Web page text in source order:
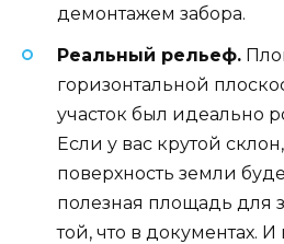
демонтажем забора.
Реальный рельеф.
горизонтальной
участок был идеально
Если у вас крутой
поверхность земли
полезная площадь для
той, что в документах.